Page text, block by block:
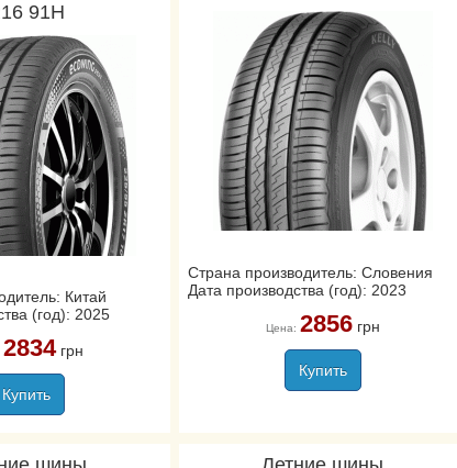
91H
Китай
(год): 2025
2834грн
Купить
Страна производитель: Словения
Дата производства (год): 2023
Цена: 2856грн
Купить